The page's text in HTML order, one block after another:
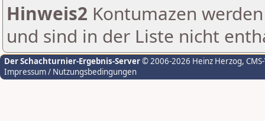
Hinweis2 Kontumazen
und sind in der Liste nicht
Der Schachturnier-Ergebnis-Server© 2006-2026 Heinz Herzog,
Impressum / Nutzungsbedingungen